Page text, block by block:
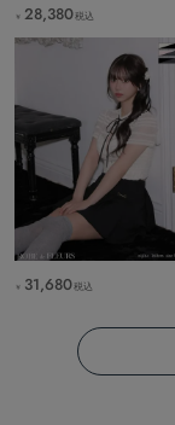
￥ 28,380税込
￥ 31,680税込